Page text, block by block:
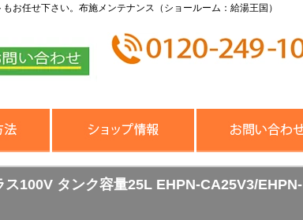
お任せ下さい。布施メンテナンス（ショールーム：給湯王国）
100V タンク容量25L EHPN-CA25V3/EHPN-